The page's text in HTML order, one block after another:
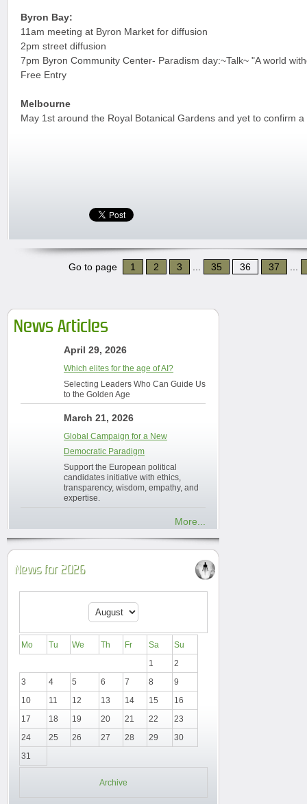
Byron Bay:
11am meeting at Byron Market for diffusion
2pm street diffusion
7pm Byron Community Center- Paradism day:~Talk~ "A world
Free Entry
Melbourne
May 1st around the Royal Botanical Gardens and yet to confirm a
Go to page 1 2 3 35 36 37
News Articles
April 29, 2026
Which elites for the age of AI?
Selecting Leaders Who Can Guide Us
to the Golden Age
March 21, 2026
Global Campaign for a New
Democratic Paradigm
Support the European political
candidates initiative with ethics,
transparency, wisdom, empathy, and
expertise.
More...
News for 2026
Mo Tu We Th Fr Sa
Su
1
2
3
4 5 6 7 8
9
10
11 12 13 14 15
16
17
18 19 20 21 22
23
24
25 26 27 28 29
30
31
Archive